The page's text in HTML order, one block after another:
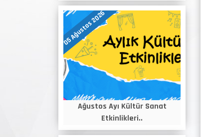
05 Ağustos 2026
Ağustos Ayı Kültür Sanat
Etkinlikleri..